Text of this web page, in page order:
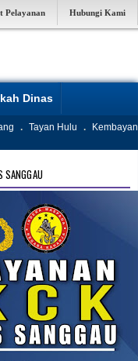
Pelayanan Hubungi Kami
Dinas
. Tayan Hulu .
Kembayan
SANGGAU